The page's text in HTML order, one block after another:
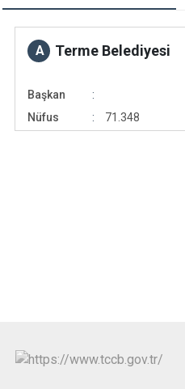
A Terme Belediyesi
Başkan
Nüfus
71.348